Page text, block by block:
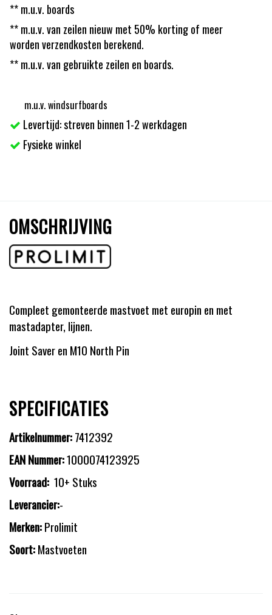
** m.u.v. boards
** m.u.v. van zeilen nieuw met 50% korting of meer
worden verzendkosten berekend.
** m.u.v. van gebruikte zeilen en boards.
m.u.v. windsurfboards
Levertijd: streven binnen 1-2 werkdagen
Fysieke winkel
OMSCHRIJVING
Compleet gemonteerde mastvoet met europin en met
mastadapter, lijnen.
Joint Saver en M10 North Pin
SPECIFICATIES
Artikelnummer:7412392
EAN Nummer:1000074123925
Voorraad: 10+ Stuks
Leverancier:-
Merken:Prolimit
Soort:Mastvoeten